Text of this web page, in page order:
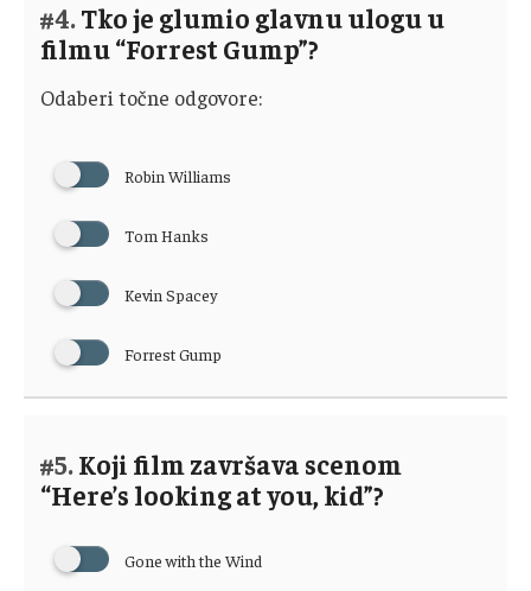
#4.Tko je glumio glavnu ulogu u
filmu “Forrest Gump”?
Odaberi točne odgovore:
Robin Williams
Tom Hanks
Kevin Spacey
Forrest Gump
#5.Koji film završava scenom
“Here’s looking at you, kid”?
Gone with the Wind